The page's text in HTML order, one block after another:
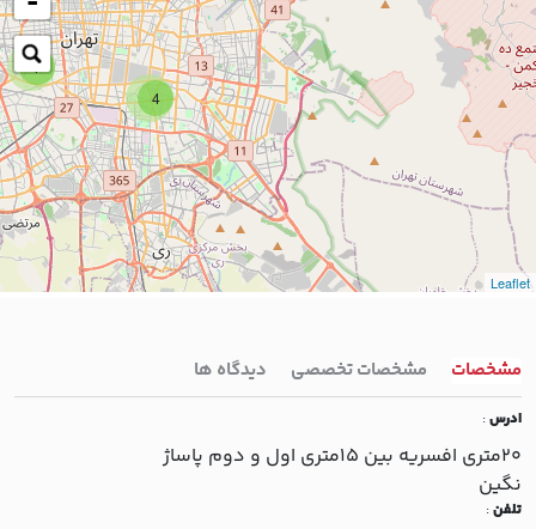
7
4
Leaflet
مشخصات مشخصات تخصصی دیدگاه ها
ادرس:
20متري افسريه بين 15متري اول و دوم پاساژ
نگين
تلفن: